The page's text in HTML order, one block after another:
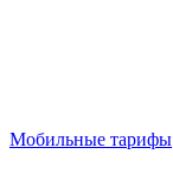
Мобильные тарифы